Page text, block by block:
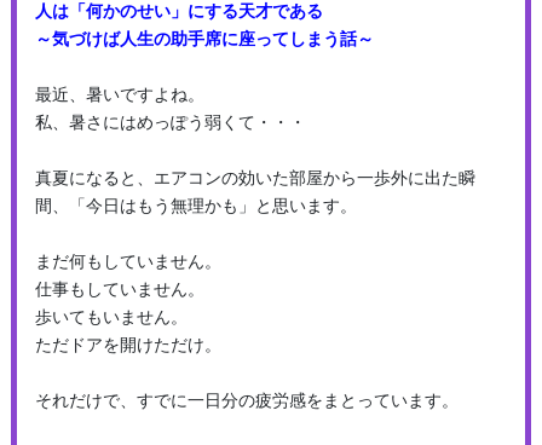
人は「何かのせい」にする天才である
～気づけば人生の助手席に座ってしまう話～
最近、暑いですよね。
私、暑さにはめっぽう弱くて・・・
真夏になると、エアコンの効いた部屋から一歩外に出た瞬
間、「今日はもう無理かも」と思います。
まだ何もしていません。
仕事もしていません。
歩いてもいません。
ただドアを開けただけ。
それだけで、すでに一日分の疲労感をまとっています。